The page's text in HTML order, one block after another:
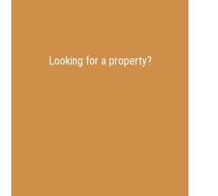
Looking for a property?